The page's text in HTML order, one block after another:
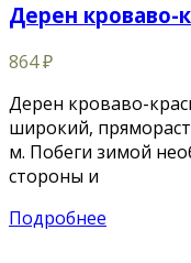
Дерен
864₽
Дерен кроваво-
широкий,
м. Побеги зимой
стороны и
Подробнее